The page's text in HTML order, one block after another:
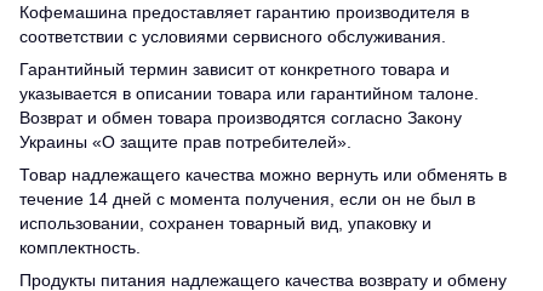
Кофемашина предоставляет гарантию производителя в
соответствии с условиями сервисного обслуживания.
Гарантийный термин зависит от конкретного товара и
указывается в описании товара или гарантийном талоне.
Возврат и обмен товара производятся согласно Закону
Украины «О защите прав потребителей».
Товар надлежащего качества можно вернуть или обменять в
течение 14 дней с момента получения, если он не был в
использовании, сохранен товарный вид, упаковку и
комплектность.
Продукты питания надлежащего качества возврату и обмену